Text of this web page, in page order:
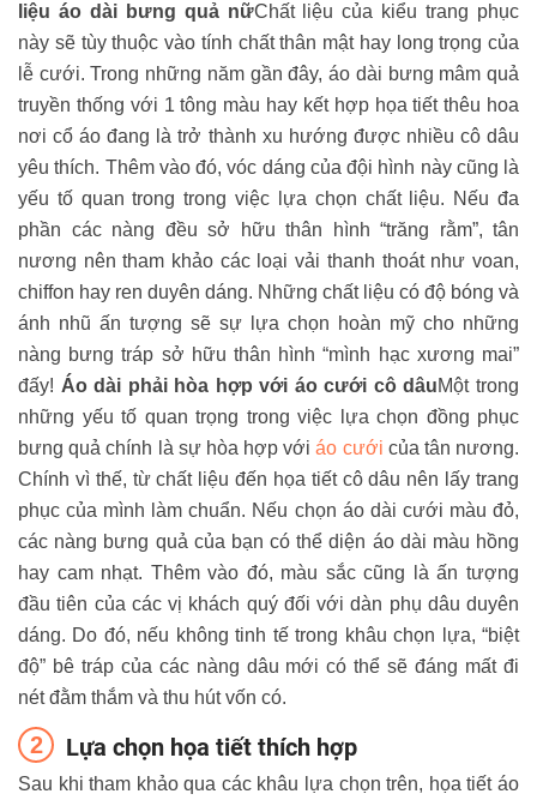
liệu áo dài bưng quả nữChất liệu của kiểu trang phục
này sẽ tùy thuộc vào tính chất thân mật hay long trọng của
lễ cưới. Trong những năm gần đây, áo dài bưng mâm quả
truyền thống với 1 tông màu hay kết hợp họa tiết thêu hoa
nơi cổ áo đang là trở thành xu hướng được nhiều cô dâu
yêu thích. Thêm vào đó, vóc dáng của đội hình này cũng là
yếu tố quan trong trong việc lựa chọn chất liệu. Nếu đa
phần các nàng đều sở hữu thân hình “trăng rằm”, tân
nương nên tham khảo các loại vải thanh thoát như voan,
chiffon hay ren duyên dáng. Những chất liệu có độ bóng và
ánh nhũ ấn tượng sẽ sự lựa chọn hoàn mỹ cho những
nàng bưng tráp sở hữu thân hình “mình hạc xương mai”
đấy! Áo dài phải hòa hợp với áo cưới cô dâuMột trong
những yếu tố quan trọng trong việc lựa chọn đồng phục
bưng quả chính là sự hòa hợp vớiáo cưới của tân nương.
Chính vì thế, từ chất liệu đến họa tiết cô dâu nên lấy trang
phục của mình làm chuẩn. Nếu chọn áo dài cưới màu đỏ,
các nàng bưng quả của bạn có thể diện áo dài màu hồng
hay cam nhạt. Thêm vào đó, màu sắc cũng là ấn tượng
đầu tiên của các vị khách quý đối với dàn phụ dâu duyên
dáng. Do đó, nếu không tinh tế trong khâu chọn lựa, “biệt
độ” bê tráp của các nàng dâu mới có thể sẽ đáng mất đi
nét đằm thắm và thu hút vốn có.
Lựa chọn họa tiết thích hợp
Sau khi tham khảo qua các khâu lựa chọn trên, họa tiết áo